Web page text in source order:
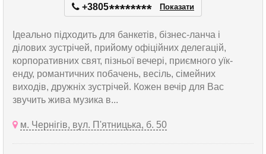
+3805******** Показати
Ідеально підходить для банкетів, бізнес-ланча і
ділових зустрічей, прийому офіційних делегацій,
корпоративних свят, пізньої вечері, приємного уїк-
енду, романтичних побачень, весіль, сімейних
виходів, дружніх зустрічей. Кожен вечір для Вас
звучить жива музика в...
м. Чернігів, вул. П'ятницька, б. 50